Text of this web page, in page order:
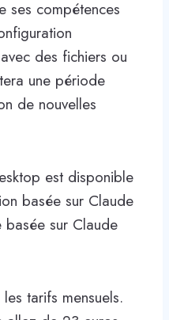
ses compétences
des fichiers ou
une période
de nouvelles
est disponible
basée sur Claude
sur Claude
tarifs mensuels.